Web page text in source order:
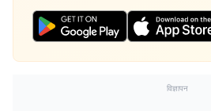
विज्ञापन